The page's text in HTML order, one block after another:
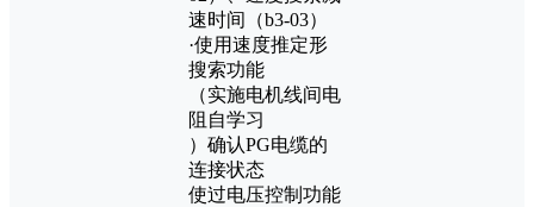
速时间（b3-03）
·使用速度推定形
搜索功能
（实施电机线间电
阻自学习
）确认PG电缆的
连接状态
使过电压控制功能